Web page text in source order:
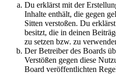
Du erklärst mit der
Inhalte enthält, die gegen
Sitten verstoßen. Du
besitzt, die in deinen
zu setzen bzw. zu
Der Betreiber des Boards
Verstößen gegen diese
Board veröffentlichten